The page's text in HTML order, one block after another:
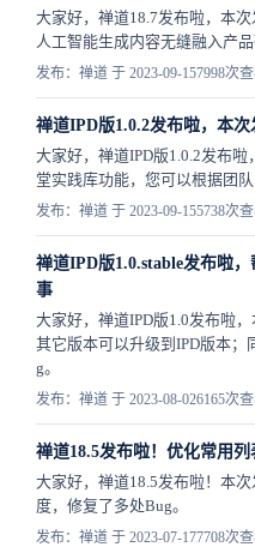
大家好，禅道18.7发布啦，本
人工智能生成内容无缝融入产
发布：禅道 于 2023-09-157998次
禅道IPD版1.0.2发布啦，本次
大家好，禅道IPD版1.0.2发布
堂实践库功能，您可以根据团
发布：禅道 于 2023-09-155738次
禅道IPD版1.0.stable发布啦
事
大家好，禅道IPD版1.0发布啦
其它版本可以升级到IPD版本；
g。
发布：禅道 于 2023-08-026165次
禅道18.5发布啦！优化常用
大家好，禅道18.5发布啦！本
度，修复了多处Bug。
发布：禅道 于 2023-07-177708次